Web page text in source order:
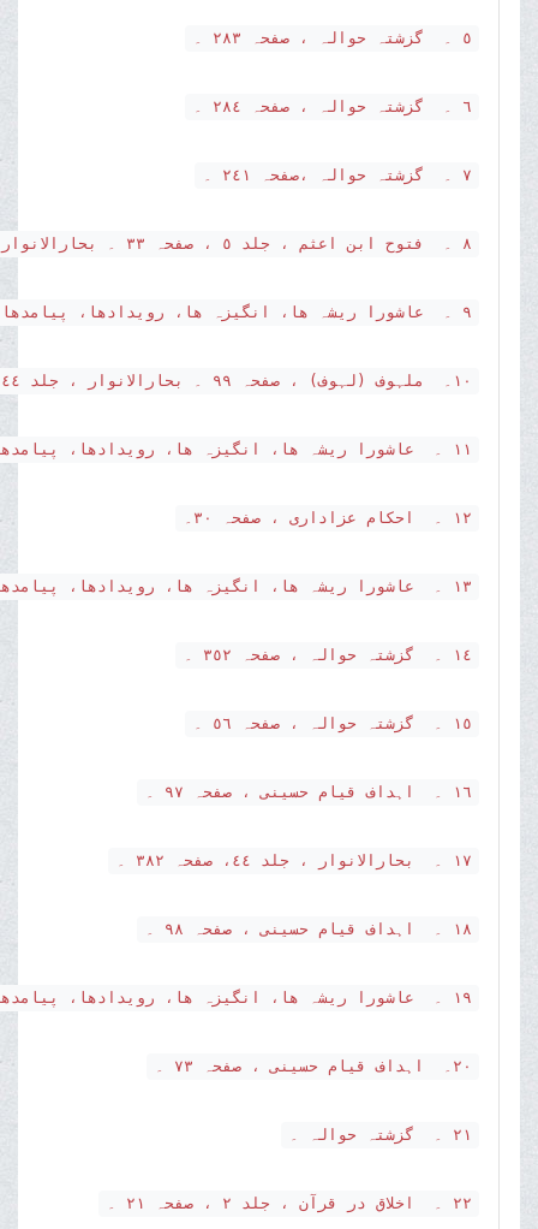
٥ ۔ گزشتہ حوالہ ، صفحہ ٢٨٣ ۔
٦ ۔ گزشتہ حوالہ ، صفحہ ٢٨٤ ۔
٧ ۔ گزشتہ حوالہ ،صفحہ ٢٤١ ۔
٨ ۔ فتوح ابن اعثم ، جلد ٥ ، صفحہ ٣٣ ۔ بحارالانوار ، جلد ٤٤ ،صفحہ ٣٢٩ ۔
٩ ۔ عاشورا ریشہ ھا، انگیزہ ھا، رویدادھا، پیامدھا، صفحہ ٢٤٣ ۔
١٠۔ ملہوف (لہوف) ، صفحہ ٩٩ ۔ بحارالانوار ، جلد ٤٤، صفحہ ٣٢٦ ۔ فتوح ابن اعثم ، جلد ٥، صفحہ ٢٤ ۔
١١ ۔ عاشورا ریشہ ھا، انگیزہ ھا، رویدادھا، پیامدھا، صفحہ ٢٣٢ ۔
١٢ ۔ احکام عزاداری ، صفحہ ٣٠۔
١٣ ۔ عاشورا ریشہ ھا، انگیزہ ھا، رویدادھا، پیامدھا، صفحہ ٣٥١ ۔
١٤ ۔ گزشتہ حوالہ ، صفحہ ٣٥٢ ۔
١٥ ۔ گزشتہ حوالہ ، صفحہ ٥٦ ۔
١٦ ۔ اہداف قیام حسینی ، صفحہ ٩٧ ۔
١٧ ۔ بحارالانوار ، جلد ٤٤، صفحہ ٣٨٢ ۔
١٨ ۔ اہداف قیام حسینی ، صفحہ ٩٨ ۔
١٩ ۔ عاشورا ریشہ ھا، انگیزہ ھا، رویدادھا، پیامدھا، صفحہ ٤٢١ ۔
٢٠۔ اہداف قیام حسینی ، صفحہ ٧٣ ۔
٢١ ۔ گزشتہ حوالہ ۔
٢٢ ۔ اخلاق در قرآن ، جلد ٢ ، صفحہ ٢١ ۔